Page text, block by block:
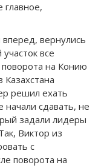
вернулись
все
на Конию
решил ехать
сдавать, не
задали лидеры
Виктор из
с
поворота на